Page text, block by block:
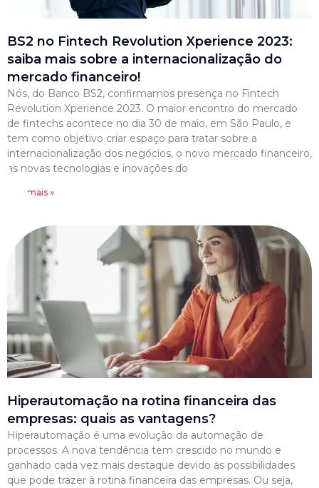
BS2 no Fintech Revolution Xperience 2023:
saiba mais sobre a internacionalização do
mercado financeiro!
Nós, do Banco BS2, confirmamos presença no Fintech
Revolution Xperience 2023. O maior encontro do mercado
de fintechs acontece no dia 30 de maio, em São Paulo, e
tem como objetivo criar espaço para tratar sobre a
internacionalização dos negócios, o novo mercado financeiro,
as novas tecnologias e inovações do
Leia mais »
Hiperautomação na rotina financeira das
empresas: quais as vantagens?
Hiperautomação é uma evolução da automação de
processos. A nova tendência tem crescido no mundo e
ganhado cada vez mais destaque devido às possibilidades
que pode trazer à rotina financeira das empresas. Ou seja,